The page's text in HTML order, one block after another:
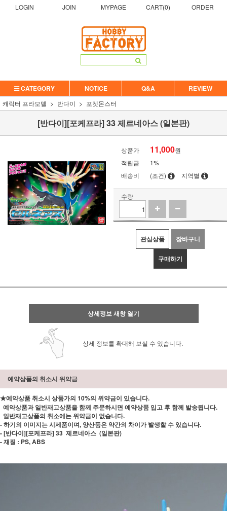
LOGIN JOIN MYPAGE CART(0) ORDER
CATEGORY NOTICE Q&A REVIEW
캐릭터 프라모델 반다이 포켓몬스터
[반다이][포케프라] 33 제르네아스 (일본판)
상품가 11,000원
적립금
1%
배송비
(조건) 지역별
수량
관심상품 장바구니
구매하기
상세정보 새창 열기
상세 정보를 확대해 보실 수 있습니다.
예약상품의 취소시 위약금
★예약상품 취소시 상품가의 10%의 위약금이 있습니다.
예약상품과 일반재고상품을 함께 주문하시면 예약상품 입고 후 함께 발송됩니다.
일반재고상품의 취소에는 위약금이 없습니다.
- 하기의 이미지는 시제품이며, 양산품은 약간의 차이가 발생할 수 있습니다.
- [반다이][포케프라] 33 제르네아스 (일본판)
- 재질 : PS, ABS